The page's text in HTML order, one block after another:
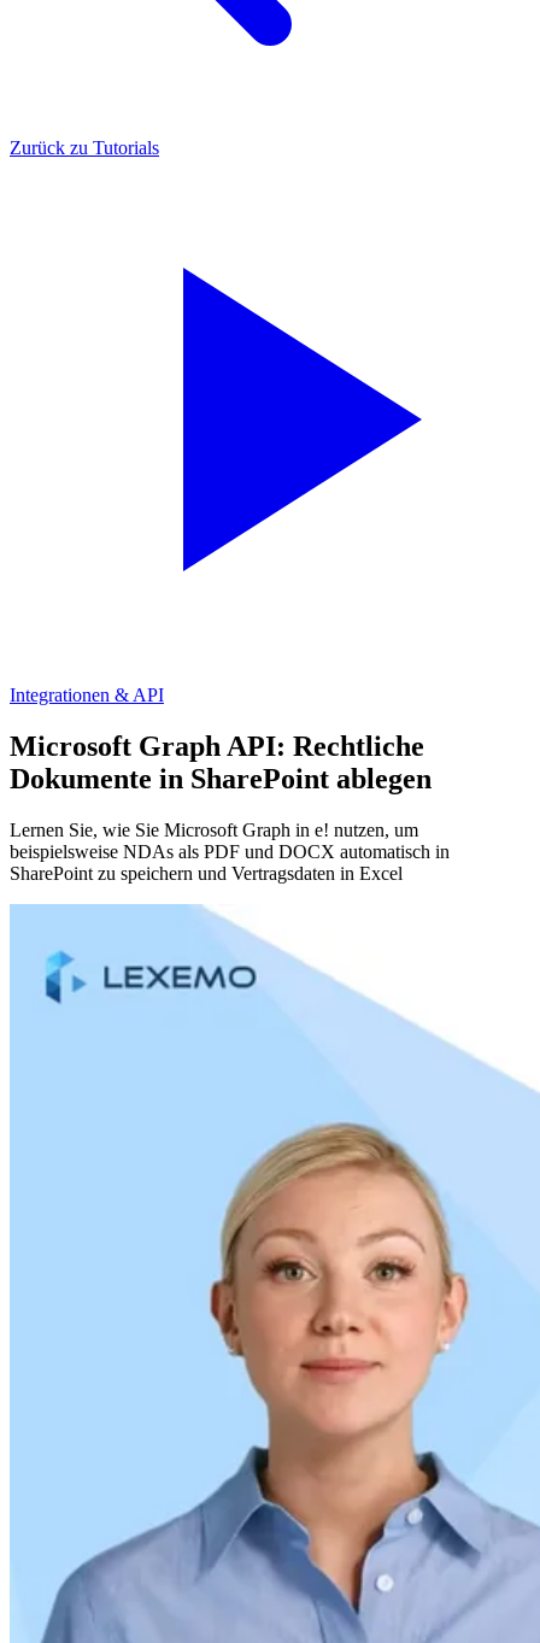
Zurück zu Tutorials
Integrationen & API
Microsoft Graph API: Rechtliche
Dokumente in SharePoint ablegen
Lernen Sie, wie Sie Microsoft Graph in e! nutzen, um
beispielsweise NDAs als PDF und DOCX automatisch in
SharePoint zu speichern und Vertragsdaten in Excel